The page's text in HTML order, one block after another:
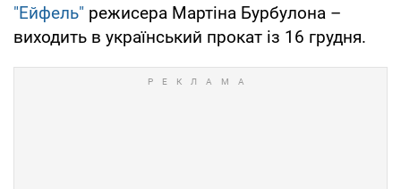
"Ейфель" режисера Мартіна Бурбулона –
виходить в український прокат із 16 грудня.